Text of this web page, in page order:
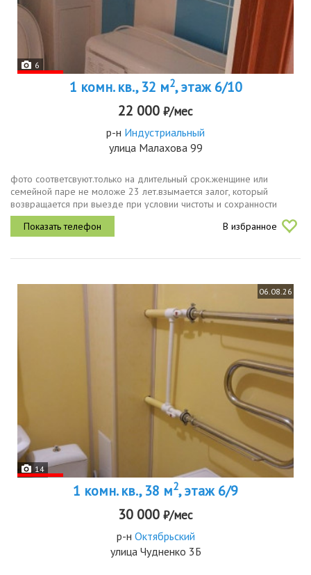
6
1 комн. кв., 32 м2, этаж 6/10
22 000 ₽/мес
р-н Индустриальный
улица Малахова 99
фото соответсвуют.только на длительный срок.женщине или
семейной паре не моложе 23 лет.взымается залог, который
возвращается при выезде при условии чистоты и сохранности
имущества
В избранное
06.08.26
14
1 комн. кв., 38 м2, этаж 6/9
30 000 ₽/мес
р-н Октябрьский
улица Чудненко 3Б